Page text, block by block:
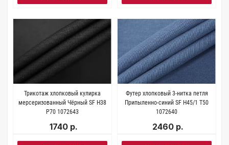
Трикотаж хлопковый кулирка
мерсеризованный Чёрный SF H38
P70 1072643
1740 р.
Футер хлопковый 3-нитка петля
Припыленно-синий SF H45/1 T50
1072640
2460 р.